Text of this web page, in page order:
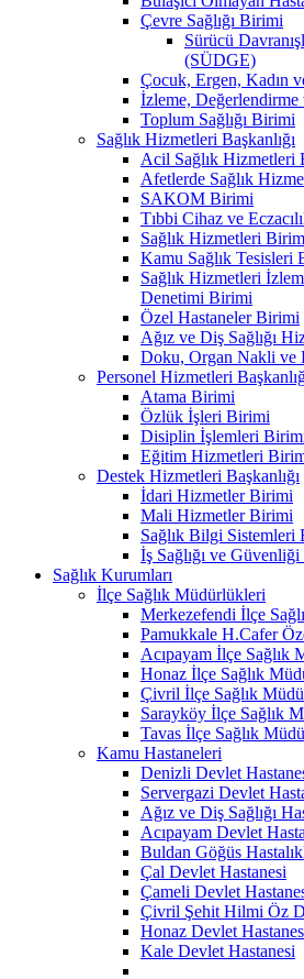
Çevre Sağlığı Birimi
Sürücü
(SÜDGE)
Çocuk, Ergen, Kadın
İzleme,
Toplum Sağlığı Birimi
Sağlık Hizmetleri Başkanlığı
Acil Sağlık Hizmetleri
Afetlerde Sağlık
SAKOM Birimi
Tıbbi Cihaz ve
Sağlık Hizmetleri
Kamu Sağlık Tesisleri
Sağlık Hizmetleri
Denetimi Birimi
Özel Hastaneler Birimi
Ağız ve Diş Sağlığı
Doku, Organ Nakli
Personel Hizmetleri
Atama Birimi
Özlük İşleri Birimi
Disiplin İşlemleri
Eğitim Hizmetleri
Destek Hizmetleri Başkanlığı
İdari Hizmetler Birimi
Mali Hizmetler Birimi
Sağlık Bilgi Sistemleri
İş Sağlığı ve
Sağlık Kurumları
İlçe Sağlık Müdürlükleri
Merkezefendi İlçe
Pamukkale H.Cafer
Acıpayam İlçe Sağlık
Honaz İlçe Sağlık
Çivril İlçe Sağlık
Sarayköy İlçe Sağlık
Tavas İlçe Sağlık
Kamu Hastaneleri
Denizli Devlet
Servergazi Devlet
Ağız ve Diş Sağlığı
Acıpayam Devlet
Buldan Göğüs
Çal Devlet Hastanesi
Çameli Devlet
Çivril Şehit Hilmi Öz
Honaz Devlet
Kale Devlet Hastanesi